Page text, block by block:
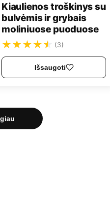
Kiaulienos troškinys su
bulvėmis ir grybais
moliniuose puoduose
★★★★★ (3)
Išsaugoti